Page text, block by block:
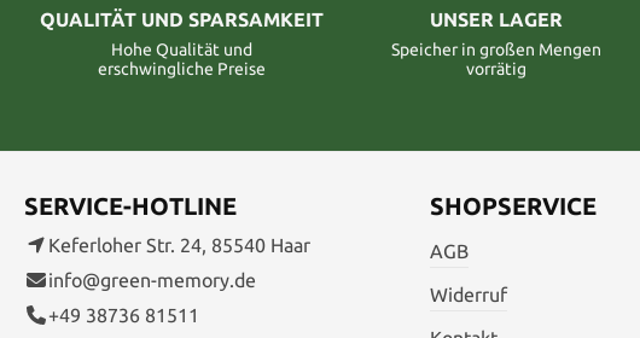
QUALITÄT UND SPARSAMKEIT
Hohe Qualität und
erschwingliche Preise
UNSER LAGER
Speicher in großen Mengen
vorrätig
SERVICE-HOTLINE
Keferloher Str. 24, 85540 Haar
info@green-memory.de
+49 38736 81511
SHOPSERVICE
AGB
Widerruf